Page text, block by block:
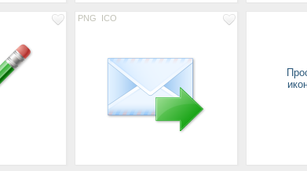
PNG ICO